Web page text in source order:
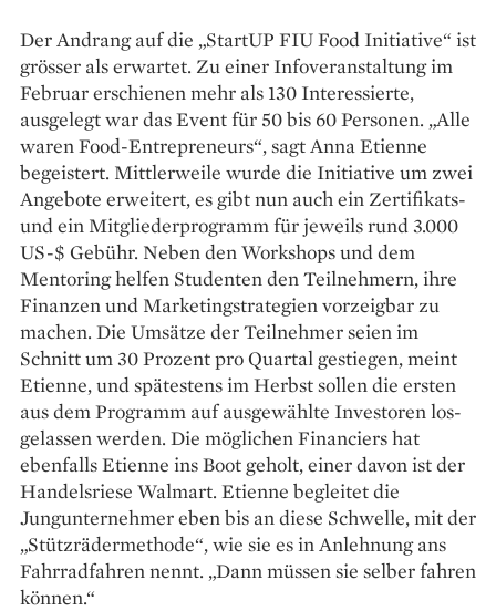
Der Andrang auf die „StartUP FIU Food Initiative“ ist
grösser als erwartet. Zu einer Infoveranstaltung im
Februar erschienen mehr als 130 Interessierte,
ausgelegt war das Event für 50 bis 60 Personen. „Alle
waren Food-Entrepreneurs“, sagt Anna Etienne
begeistert. Mittlerweile wurde die Initiative um zwei
Angebote erweitert, es gibt nun auch ein Zertifikats-
und ein Mitgliederprogramm für jeweils rund 3.000
US-$ ­Gebühr. Neben den Workshops und dem
Mentoring helfen Studenten den Teilnehmern, ihre
Finanzen und Marketingstrategien vorzeigbar zu
machen. Die Umsätze der Teilnehmer seien im
Schnitt um 30 Prozent pro Quartal gestiegen, meint
Etienne, und spätestens im Herbst sollen die ersten
aus dem Programm auf ausgewählte Investoren los­
gelassen werden. Die möglichen ­Financiers hat
ebenfalls Etienne ins Boot geholt, einer davon ist der
Handelsriese Walmart. Etienne begleitet die
Jungunternehmer eben bis an diese Schwelle, mit der
„Stützräder­methode“, wie sie es in Anlehnung ans
Fahrradfahren nennt. „Dann müssen sie selber fahren
können.“